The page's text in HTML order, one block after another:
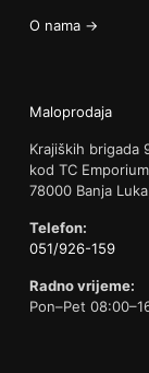
O nama →
Maloprodaja
Krajiških brigada
kod TC Emporium
78000 Banja
Telefon:
051/926-159
Radno vrijeme:
Pon–Pet